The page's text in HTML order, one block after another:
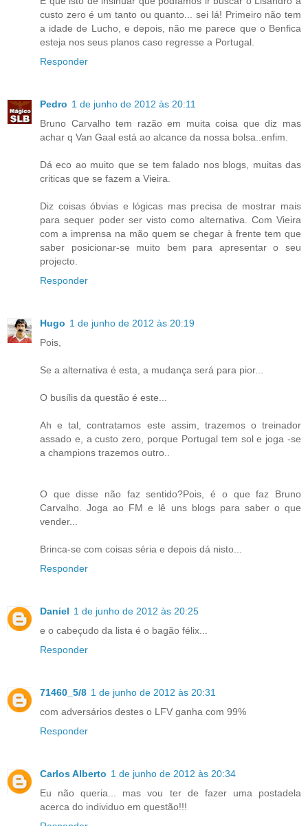
custo zero é um tanto ou quanto... sei lá! Primeiro não tem
a idade de Lucho, e depois, não me parece que o Benfica
esteja nos seus planos caso regresse a Portugal.
Responder
Pedro 1 de junho de 2012 às 20:11
Bruno Carvalho tem razão em muita coisa que diz mas
achar q Van Gaal está ao alcance da nossa bolsa..enfim.
Dá eco ao muito que se tem falado nos blogs, muitas das
criticas que se fazem a Vieira.
Diz coisas óbvias e lógicas mas precisa de mostrar mais
para sequer poder ser visto como alternativa. Com Vieira
com a imprensa na mão quem se chegar à frente tem que
saber posicionar-se muito bem para apresentar o seu
projecto.
Responder
Hugo 1 de junho de 2012 às 20:19
Pois,
Se a alternativa é esta, a mudança será para pior...
O busílis da questão é este...
Ah e tal, contratamos este assim, trazemos o treinador
assado e, a custo zero, porque Portugal tem sol e joga -se
a champions trazemos outro..
O que disse não faz sentido?Pois, é o que faz Bruno
Carvalho. Joga ao FM e lê uns blogs para saber o que
vender...
Brinca-se com coisas séria e depois dá nisto...
Responder
Daniel 1 de junho de 2012 às 20:25
e o cabeçudo da lista é o bagão félix...
Responder
71460_5/8 1 de junho de 2012 às 20:31
com adversários destes o LFV ganha com 99%
Responder
Carlos Alberto 1 de junho de 2012 às 20:34
Eu não queria... mas vou ter de fazer uma postadela
acerca do individuo em questão!!!